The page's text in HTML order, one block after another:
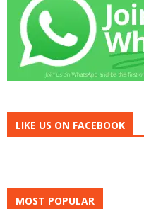
LIKE US ON FACEBOOK
MOST POPULAR